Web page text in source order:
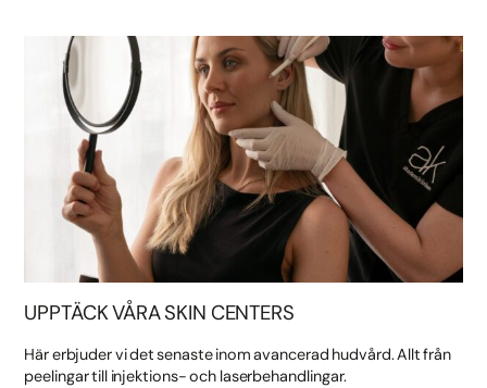
UPPTÄCK VÅRA SKIN CENTERS
Här erbjuder vi det senaste inom avancerad hudvård. Allt från
peelingar till injektions- och laserbehandlingar.